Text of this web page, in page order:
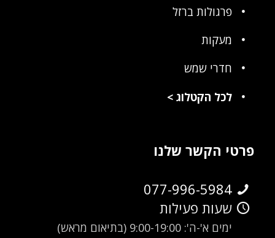
פרגולות ברזל
מעקות
חדרי שמש
לכל הקטלוג>
פרטי הקשר שלנו
077-996-5984
שעות פעילות
ימים א'-ה': 9:00-19:00 (בתיאום מראש)